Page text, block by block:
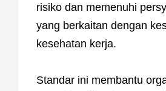
risiko dan memenuhi
yang berkaitan dengan
kesehatan kerja.
Standar ini membantu